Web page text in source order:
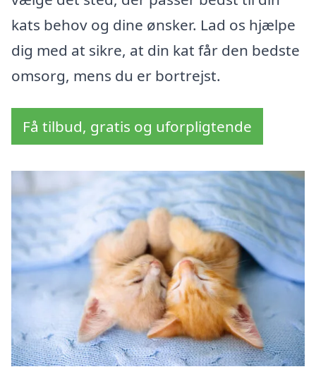
kats behov og dine ønsker. Lad os hjælpe
dig med at sikre, at din kat får den bedste
omsorg, mens du er bortrejst.
Få tilbud, gratis og uforpligtende